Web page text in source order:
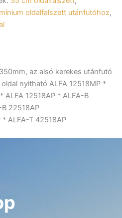
oldalfalszett utánfutóhoz,
az alsó kerekes utánfutó
nyitható ALFA 12518MP *
ALFA 12518AP * ALFA-B
22518AP
ALFA-T 42518AP